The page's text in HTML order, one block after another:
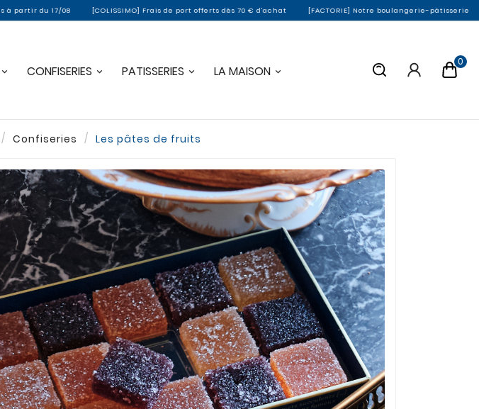
17/08 [COLISSIMO] Frais de port offerts dès 70 € d'achat [FACTORIE] Notre boulangerie-pâtisserie de
CONFISERIES PATISSERIES LA MAISON
0
Confiseries Les pâtes de fruits